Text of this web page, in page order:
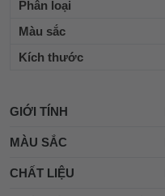
Phân loại
Màu sắc
Kích thước
GIỚI TÍNH
MÀU SẮC
CHẤT LIỆU